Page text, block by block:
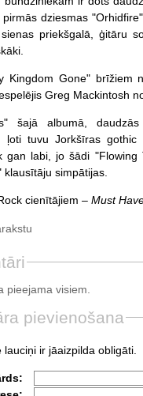
dziesmas
priekšgalā, ģitāru
Kingdom Gone" brīžiem
Greg Mackintosh
šajā albumā,
ļoti tuvu Jorkšīras
gan labi, jo šādi "Flowing
simpātijas.
cienītājiem – Must
pieejama visiem.
pievienošana
ir jāaizpilda obligāti.